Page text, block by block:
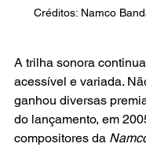
Créditos: Namco
A trilha sonora
acessível e variada.
ganhou diversas
do lançamento, em
compositores da